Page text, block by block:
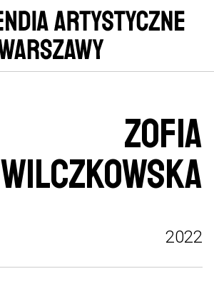
ZOFIA
WILCZKOWSKA
2022